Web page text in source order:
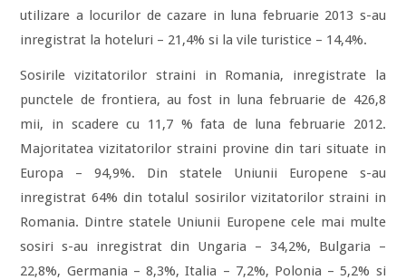
utilizare a locurilor de cazare in luna februarie 2013 s-au
inregistrat la hoteluri – 21,4% si la vile turistice – 14,4%.
Sosirile vizitatorilor straini in Romania, inregistrate la
punctele de frontiera, au fost in luna februarie de 426,8
mii, in scadere cu 11,7 % fata de luna februarie 2012.
Majoritatea vizitatorilor straini provine din tari situate in
Europa – 94,9%. Din statele Uniunii Europene s-au
inregistrat 64% din totalul sosirilor vizitatorilor straini in
Romania. Dintre statele Uniunii Europene cele mai multe
sosiri s-au inregistrat din Ungaria – 34,2%, Bulgaria –
22,8%, Germania – 8,3%, Italia – 7,2%, Polonia – 5,2% si